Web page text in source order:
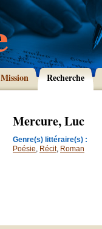
Mission Recherche
Mercure, Luc
Genre(s) littéraire(s) :
Poésie, Récit, Roman